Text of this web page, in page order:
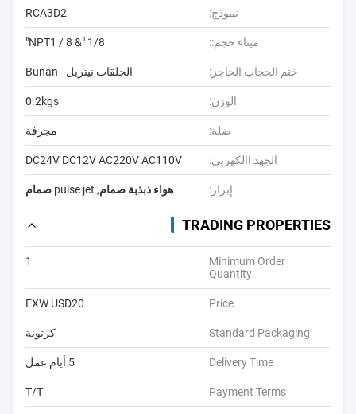
نموذج: RCA3D2
ميناء حجم:: 1/8 "& NPT1 / 8"
ختم الحجاب الحاجز: الحلقات نيتريل - Bunan
الوزن: 0.2kgs
صلة: مجرفة
الجهد االكهربى: DC24V DC12V AC220V AC110V
إبراز: هواء ذبذبة صمام, pulse jet صمام
TRADING PROPERTIES
Minimum Order
Quantity
1
Price
EXW USD20
Standard Packaging كرتونة
Delivery Time 5 أيام عمل
Payment Terms
T/T